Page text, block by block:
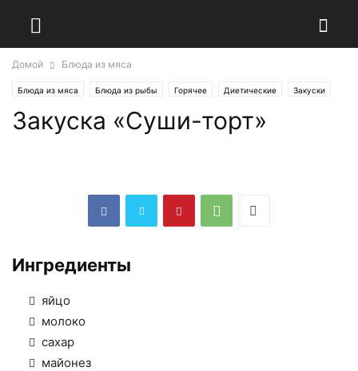
Домой Блюда из мяса
Блюда из мяса Блюда из рыбы Горячее Диетические Закуски
Национальные кухни Салаты
Закуска «Суши-торт»
Ингредиенты
яйцо
молоко
сахар
майонез